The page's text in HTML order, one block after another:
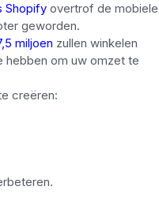
Shopifyovertrof de mobiele
geworden.
miljoen zullen winkelen
hebben om uw omzet te
creëren: